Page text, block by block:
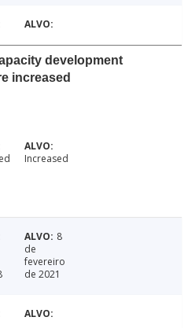
development
increased
Increased
8
de
fevereiro
de 2021